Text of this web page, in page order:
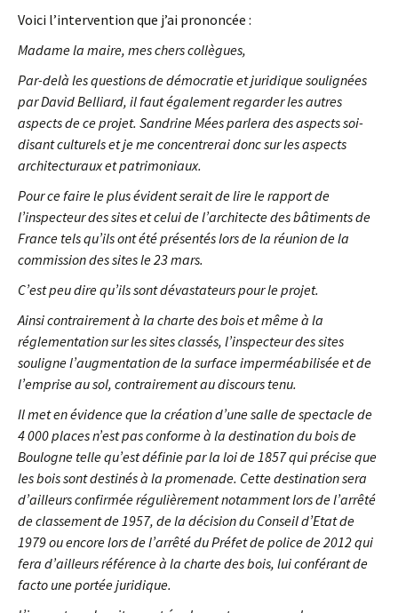
Voici l’intervention que j’ai prononcée :
Madame la maire, mes chers collègues,
Par-delà les questions de démocratie et juridique soulignées
par David Belliard, il faut également regarder les autres
aspects de ce projet. Sandrine Mées parlera des aspects soi-
disant culturels et je me concentrerai donc sur les aspects
architecturaux et patrimoniaux.
Pour ce faire le plus évident serait de lire le rapport de
l’inspecteur des sites et celui de l’architecte des bâtiments de
France tels qu’ils ont été présentés lors de la réunion de la
commission des sites le 23 mars.
C’est peu dire qu’ils sont dévastateurs pour le projet.
Ainsi contrairement à la charte des bois et même à la
réglementation sur les sites classés, l’inspecteur des sites
souligne l’augmentation de la surface imperméabilisée et de
l’emprise au sol, contrairement au discours tenu.
Il met en évidence que la création d’une salle de spectacle de
4 000 places n’est pas conforme à la destination du bois de
Boulogne telle qu’est définie par la loi de 1857 qui précise que
les bois sont destinés à la promenade. Cette destination sera
d’ailleurs confirmée régulièrement notamment lors de l’arrêté
de classement de 1957, de la décision du Conseil d’Etat de
1979 ou encore lors de l’arrêté du Préfet de police de 2012 qui
fera d’ailleurs référence à la charte des bois, lui conférant de
facto une portée juridique.